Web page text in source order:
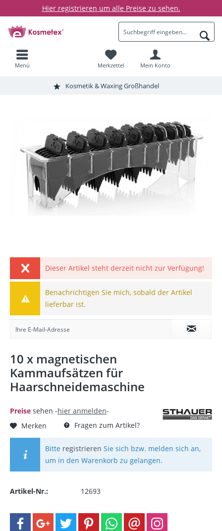
Hier registrieren um alle Preise zu sehen.
Kosmetik & Waxing Großhandel
Menü Merkzettel Mein Konto
Dieser Artikel steht derzeit nicht zur Verfügung!
Benachrichtigen Sie mich, sobald der Artikel
lieferbar ist.
10 x magnetischen
Kammaufsätzen für
Haarschneidemaschine
Preise sehen -hier anmelden-
Merken
Fragen zum Artikel?
Bitte registrieren Sie sich bzw. melden sich an,
um in den Warenkorb zu gelangen.
Artikel-Nr.: 12693